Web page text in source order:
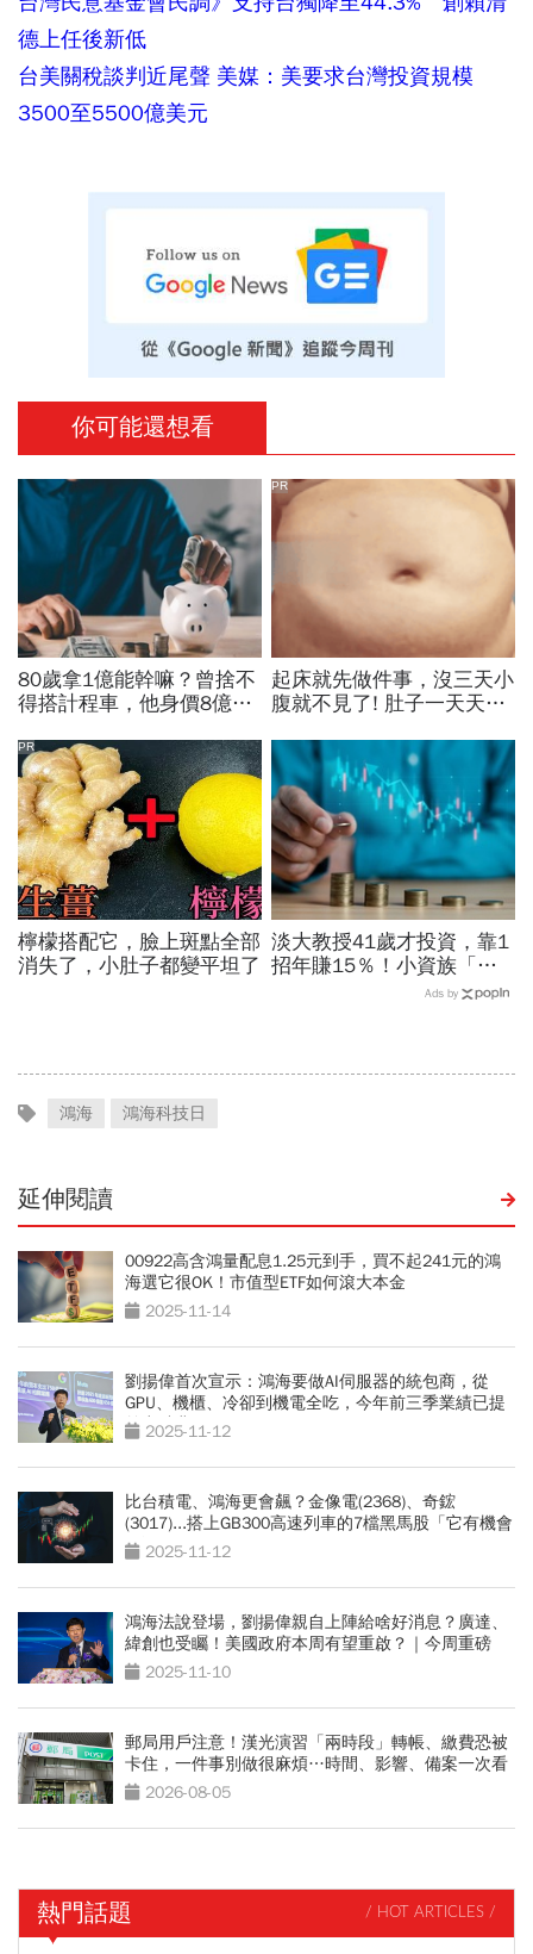
德上任後新低
台美關稅談判近尾聲 美媒：美要求台灣投資規模
3500至5500億美元
你可能還想看
80歲拿1億能幹嘛？曾捨不
得搭計程車，他身價8億後
期」：這3件事花錢別手軟
起床就先做件事，沒三天小
腹就不見了! 肚子一天天變
PR
檸檬搭配它，臉上斑點全部
消失了，小肚子都變平坦了
PR
淡大教授41歲才投資，靠1
招年賺15％！小資族「勝
率最高」ETF配置法公開：
Ads by
鴻海 鴻海科技日
延伸閱讀
00922高含鴻量配息1.25元到手，買不起241元的鴻
海選它很OK！市值型ETF如何滾大本金
2025-11-14
劉揚偉首次宣示：鴻海要做AI伺服器的統包商，從
GPU、機櫃、冷卻到機電全吃，今年前三季業績已提
前突破兆元！
2025-11-12
比台積電、鴻海更會飆？金像電(2368)、奇鋐
(3017)...搭上GB300高速列車的7檔黑馬股「它有機會
再漲300元」
2025-11-12
鴻海法說登場，劉揚偉親自上陣給啥好消息？廣達、
緯創也受矚！美國政府本周有望重啟？｜今周重磅
2025-11-10
郵局用戶注意！漢光演習「兩時段」轉帳、繳費恐被
卡住，一件事別做很麻煩…時間、影響、備案一次看
2026-08-05
熱門話題 / HOT ARTICLES /